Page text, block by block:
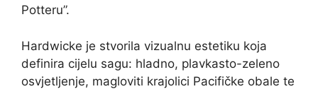
Potteru”.
Hardwicke je stvorila vizualnu estetiku koja
definira cijelu sagu: hladno, plavkasto-zeleno
osvjetljenje, magloviti krajolici Pacifičke obale te